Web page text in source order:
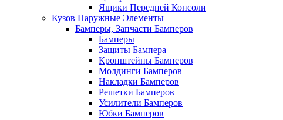
Ящики Передней Консоли
Кузов Наружные Элементы
Бамперы, Запчасти Бамперов
Бамперы
Защиты Бампера
Кронштейны Бамперов
Молдинги Бамперов
Накладки Бамперов
Решетки Бамперов
Усилители Бамперов
Юбки Бамперов